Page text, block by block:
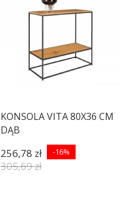
KONSOLA VITA 80X36 CM
DĄB
256,78 zł -16%
305,69 zł